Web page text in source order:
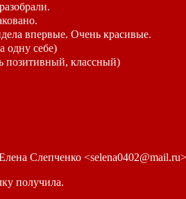
впервые. Очень красивые.
одну себе)
позитивный, классный)
Слепченко
получила.